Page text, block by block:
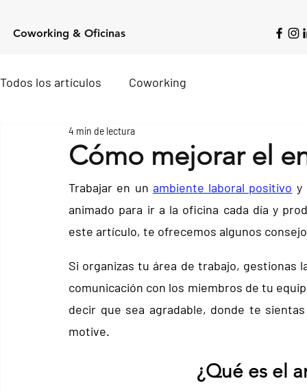
Coworking & Oficinas
Todos los artículos Coworking
Cómo mejorar el
4 min de lectura
Trabajar en un ambiente laboral positivo y
animado para ir a la oficina cada día y
este artículo, te ofrecemos algunos
Si organizas tu área de trabajo, gestionas
comunicación con los miembros de tu
decir que sea agradable, donde te
motive.
¿Qué es el